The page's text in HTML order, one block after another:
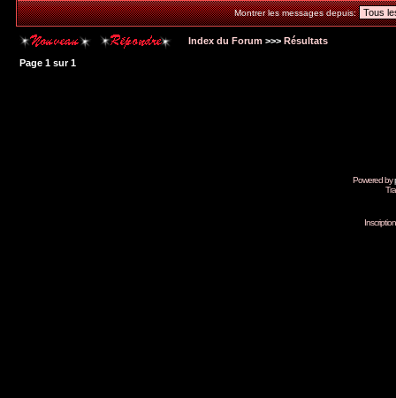
Montrer les messages depuis:
Index du Forum >>> Résultats
Page 1 sur1
Powered by